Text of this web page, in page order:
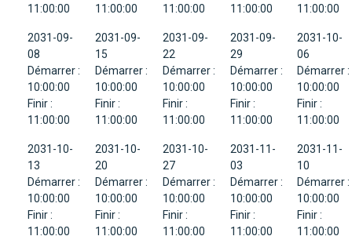
11:00:00
11:00:00
11:00:00
11:00:00
11:00:00
2031-09-
08
Démarrer :
10:00:00
Finir :
11:00:00
2031-09-
15
Démarrer :
10:00:00
Finir :
11:00:00
2031-09-
22
Démarrer :
10:00:00
Finir :
11:00:00
2031-09-
29
Démarrer :
10:00:00
Finir :
11:00:00
2031-10-
06
Démarrer :
10:00:00
Finir :
11:00:00
2031-10-
13
Démarrer :
10:00:00
Finir :
11:00:00
2031-10-
20
Démarrer :
10:00:00
Finir :
11:00:00
2031-10-
27
Démarrer :
10:00:00
Finir :
11:00:00
2031-11-
03
Démarrer :
10:00:00
Finir :
11:00:00
2031-11-
10
Démarrer :
10:00:00
Finir :
11:00:00